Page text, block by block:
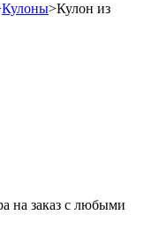
Кулоны>Кулон из
на заказ с любыми